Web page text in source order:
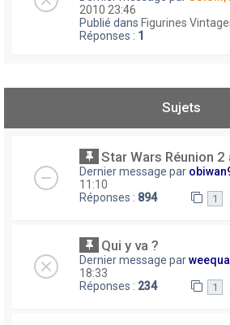
2010 23:46
Publié dans Figurines
Réponses : 1
Sujets
Star Wars Réunion 2
Dernier message par
11:10
Réponses : 894 1
Qui y va ?
Dernier message par
18:33
Réponses : 234 1